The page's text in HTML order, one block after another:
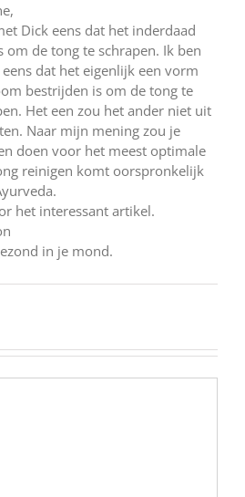
Dick eens dat het inderdaad
om de tong te schrapen. Ik ben
dat het eigenlijk een vorm
bestrijden is om de tong te
Het een zou het ander niet uit
Naar mijn mening zou je
doen voor het meest optimale
reinigen komt oorspronkelijk
het interessant artikel.
in je mond.